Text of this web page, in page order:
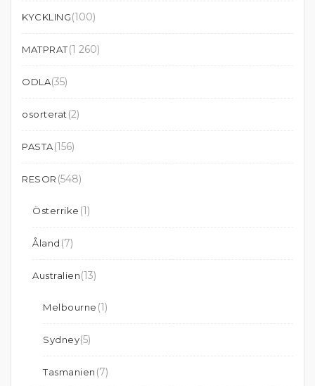
KYCKLING(100)
MATPRAT(1 260)
ODLA(35)
osorterat (2)
PASTA(156)
RESOR (548)
Österrike (1)
Åland (7)
Australien(13)
Melbourne (1)
Sydney(5)
Tasmanien (7)